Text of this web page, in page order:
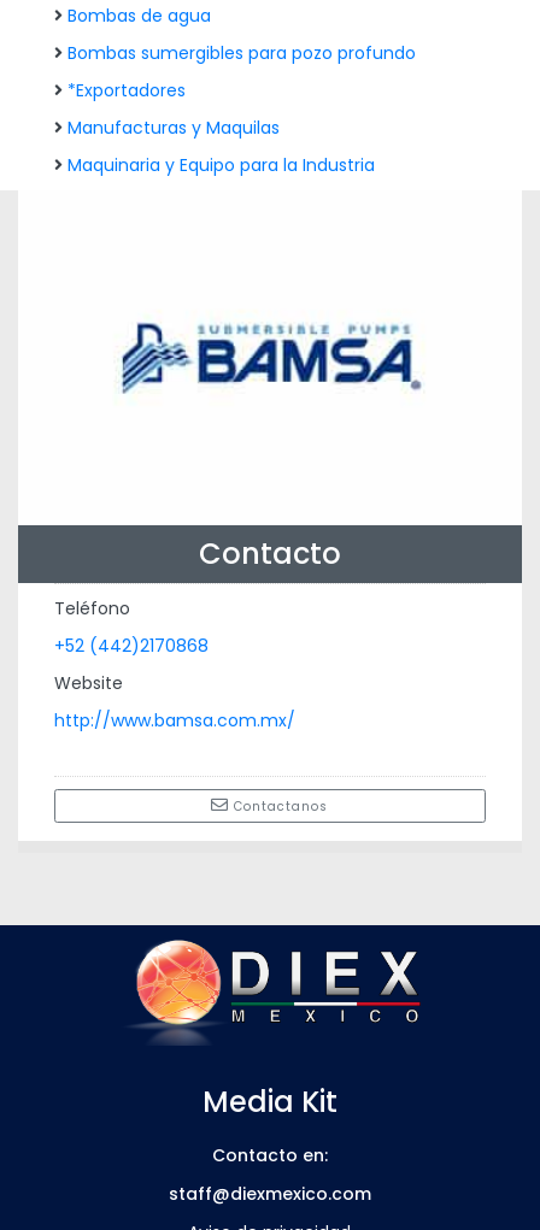
Bombas de agua
Bombas sumergibles para pozo profundo
*Exportadores
Manufacturas y Maquilas
Maquinaria y Equipo para la Industria
Contacto
Teléfono
+52 (442)2170868
Website
http://www.bamsa.com.mx/
Contactanos
Media Kit
Contacto en:
staff@diexmexico.com